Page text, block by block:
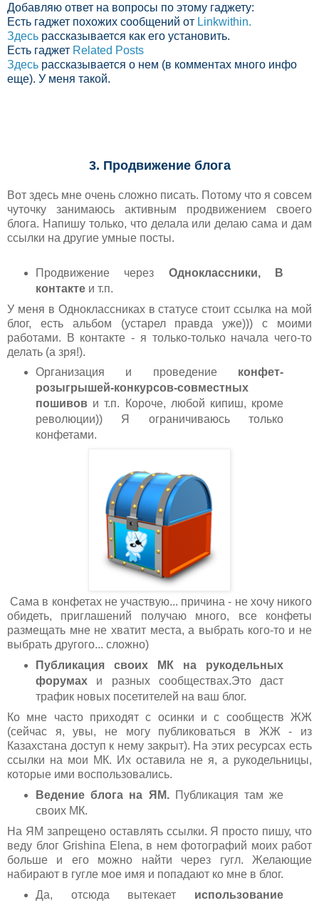
Добавляю ответ на вопросы по этому гаджету:
Есть гаджет похожих сообщений от Linkwithin.
Здесь рассказывается как его установить.
Есть гаджет Related Posts
Здесь рассказывается о нем (в комментах много инфо
еще). У меня такой.
3. Продвижение блога
Вот здесь мне очень сложно писать. Потому что я совсем
чуточку занимаюсь активным продвижением своего
блога. Напишу только, что делала или делаю сама и дам
ссылки на другие умные посты.
Продвижение через Одноклассники, В
контакте и т.п.
У меня в Одноклассниках в статусе стоит ссылка на мой
блог, есть альбом (устарел правда уже))) с моими
работами. В контакте - я только-только начала чего-то
делать (а зря!).
Организация и проведение конфет-
розыгрышей-конкурсов-совместных
пошивови т.п. Короче, любой кипиш, кроме
революции)) Я ограничиваюсь только
конфетами.
Сама в конфетах не участвую... причина - не хочу никого
обидеть, приглашений получаю много, все конфеты
размещать мне не хватит места, а выбрать кого-то и не
выбрать другого... сложно)
Публикация своих МК на рукодельных
форумахи разных сообществах.Это даст
трафик новых посетителей на ваш блог.
Ко мне часто приходят с осинки и с сообществ ЖЖ
(сейчас я, увы, не могу публиковаться в ЖЖ - из
Казахстана доступ к нему закрыт). На этих ресурсах есть
ссылки на мои МК. Их оставила не я, а рукодельницы,
которые ими воспользовались.
Ведение блога на ЯМ.Публикация там же
своих МК.
На ЯМ запрещено оставлять ссылки. Я просто пишу, что
веду блог Grishina Elena, в нем фотографий моих работ
больше и его можно найти через гугл. Желающие
набирают в гугле мое имя и попадают ко мне в блог.
Да, отсюда вытекает использование